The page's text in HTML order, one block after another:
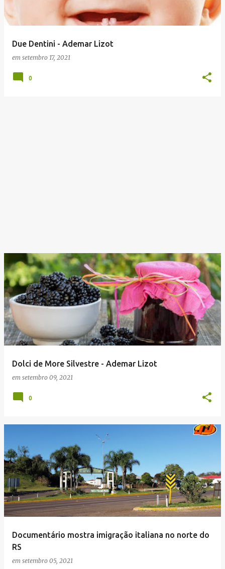
Due Dentini - Ademar Lizot
em setembro 17, 2021
0
Dolci de More Silvestre - Ademar Lizot
em setembro 09, 2021
0
Documentário mostra imigração italiana no norte do
RS
em setembro 05, 2021